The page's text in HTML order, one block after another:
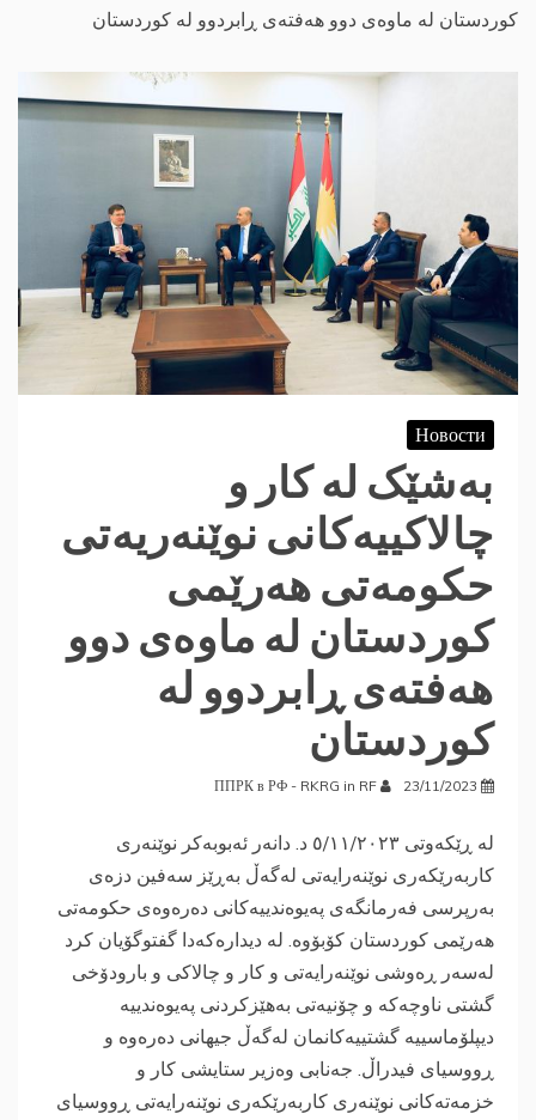
کوردستان لە ماوەی دوو هەفتەی ڕابردوو لە کوردستان
Новости
بەشێک لە کار و
چالاکییەکانی نوێنەریەتی
حکومەتی هەرێمی
کوردستان لە ماوەی دوو
هەفتەی ڕابردوو لە
کوردستان
23/11/2023
ППРК в РФ - RKRG in RF
لە ڕێکەوتی ٥/۱۱/۲٠۲۳ د. دانەر ئەبوبەکر نوێنەری
کاربەرێکەری نوێنەرایەتی لەگەڵ بەڕێز سەفین دزەی
بەرپرسی فەرمانگەی پەیوەندییەکانی دەرەوەی حکومەتی
هەرێمی کوردستان کۆبۆوە. لە دیدارەکەدا گفتوگۆیان کرد
لەسەر ڕەوشی نوێنەرایەتی و کار و چالاکی و بارودۆخی
گشتی ناوچەکە و چۆنیەتی بەهێزکردنی پەیوەندییە
دیپلۆماسییە گشتییەکانمان لەگەڵ جیهانی دەرەوە و
ڕووسیای فیدراڵ. جەنابی وەزیر ستایشی کار و
خزمەتەکانی نوێنەری کاربەرێکەری نوێنەرایەتی ڕووسیای